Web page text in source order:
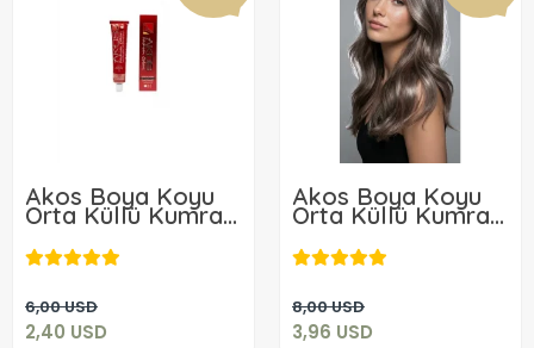
Akos Boya Koyu
Orta Küllü Kumral
7.1 Tüp Boya 60 Gr
6,00 USD
2,40 USD
2,40 USD
Akos Boya Koyu
Orta Küllü Kumral
7.1 Tüp Boya 60
Gr+ Akos 20
Volüm Oksidan 60
8,00 USD
3,96 USD
3,96 USD